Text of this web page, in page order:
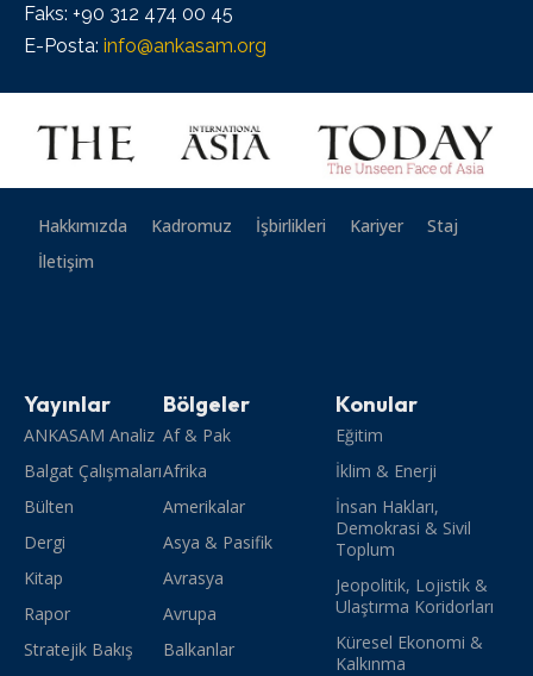
Faks: +90 312 474 00 45
E-Posta: info@ankasam.org
Hakkımızda Kadromuz İşbirlikleri Kariyer
Staj
İletişim
Yayınlar
ANKASAM Analiz
Balgat Çalışmaları
Bülten
Dergi
Kitap
Rapor
Stratejik Bakış
Bölgeler
Af & Pak
Afrika
Amerikalar
Asya & Pasifik
Avrasya
Avrupa
Balkanlar
Konular
Eğitim
İklim & Enerji
İnsan Hakları,
Demokrasi & Sivil
Toplum
Jeopolitik, Lojistik &
Ulaştırma Koridorları
Küresel Ekonomi &
Kalkınma